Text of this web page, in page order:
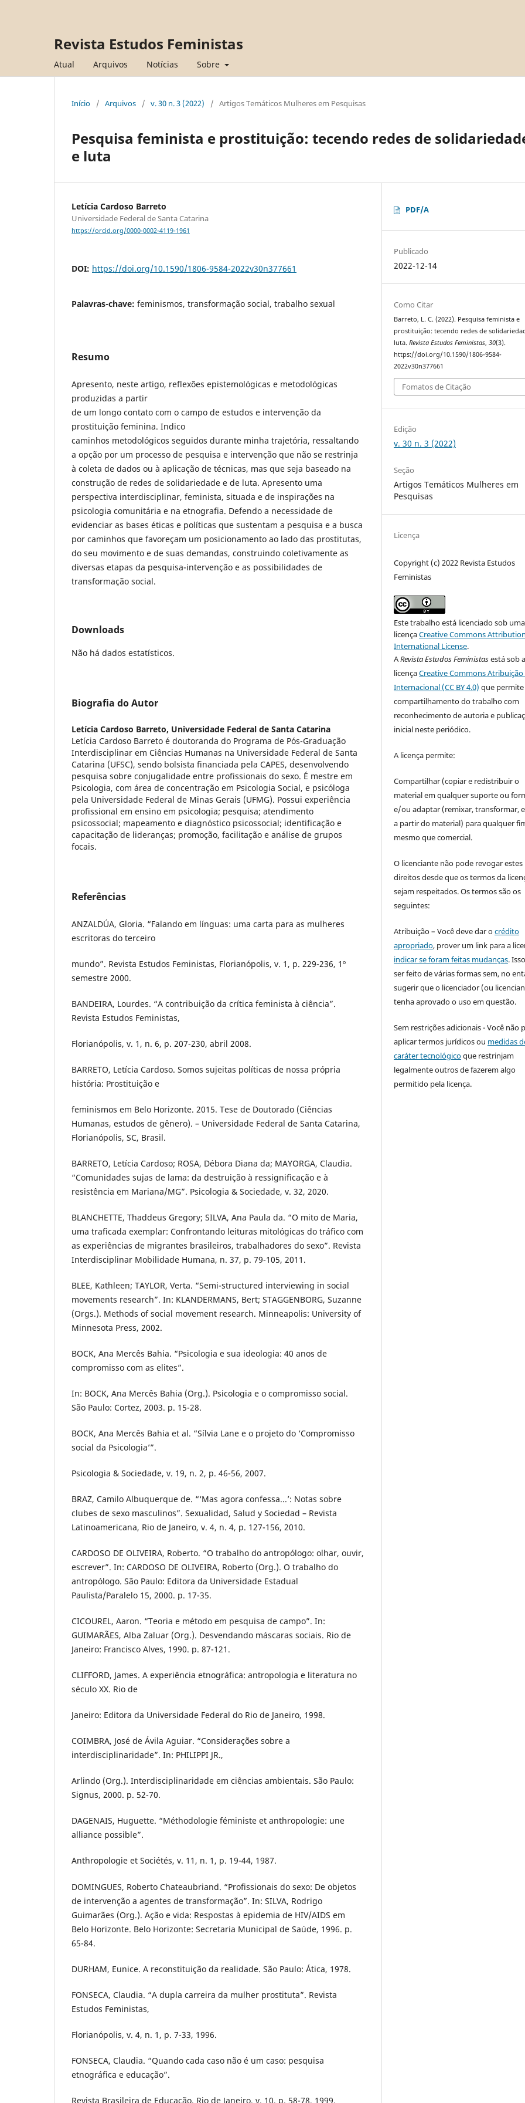
Revista Estudos Feministas
Atual Arquivos Notícias Sobre
Início / Arquivos / v. 30 n. 3 (2022) / Artigos Temáticos Mulheres em Pesquisas
Pesquisa feminista e prostituição: tecendo redes de
e luta
Letícia Cardoso Barreto
Universidade Federal de Santa Catarina
https://orcid.org/0000-0002-4119-1961
DOI: https://doi.org/10.1590/1806-9584-2022v30n377661
Palavras-chave: feminismos, transformação social, trabalho sexual
Resumo
Apresento, neste artigo, reflexões epistemológicas e metodológicas
produzidas a partir
de um longo contato com o campo de estudos e intervenção da
prostituição feminina. Indico
caminhos metodológicos seguidos durante minha trajetória, ressaltando
a opção por um processo de pesquisa e intervenção que não se restrinja
à coleta de dados ou à aplicação de técnicas, mas que seja baseado na
construção de redes de solidariedade e de luta. Apresento uma
perspectiva interdisciplinar, feminista, situada e de inspirações na
psicologia comunitária e na etnografia. Defendo a necessidade de
evidenciar as bases éticas e políticas que sustentam a pesquisa e a busca
por caminhos que favoreçam um posicionamento ao lado das prostitutas,
do seu movimento e de suas demandas, construindo coletivamente as
diversas etapas da pesquisa-intervenção e as possibilidades de
transformação social.
Downloads
Não há dados estatísticos.
Biografia do Autor
Letícia Cardoso Barreto, Universidade Federal de Santa Catarina
Letícia Cardoso Barreto é doutoranda do Programa de Pós-Graduação
Interdisciplinar em Ciências Humanas na Universidade Federal de Santa
Catarina (UFSC), sendo bolsista financiada pela CAPES, desenvolvendo
pesquisa sobre conjugalidade entre profissionais do sexo. É mestre em
Psicologia, com área de concentração em Psicologia Social, e psicóloga
pela Universidade Federal de Minas Gerais (UFMG). Possui experiência
profissional em ensino em psicologia; pesquisa; atendimento
psicossocial; mapeamento e diagnóstico psicossocial; identificação e
capacitação de lideranças; promoção, facilitação e análise de grupos
focais.
Referências
ANZALDÚA, Gloria. “Falando em línguas: uma carta para as mulheres
escritoras do terceiro
mundo”. Revista Estudos Feministas, Florianópolis, v. 1, p. 229-236, 1º
semestre 2000.
BANDEIRA, Lourdes. “A contribuição da crítica feminista à ciência”.
Revista Estudos Feministas,
Florianópolis, v. 1, n. 6, p. 207-230, abril 2008.
BARRETO, Letícia Cardoso. Somos sujeitas políticas de nossa própria
história: Prostituição e
feminismos em Belo Horizonte. 2015. Tese de Doutorado (Ciências
Humanas, estudos de gênero). – Universidade Federal de Santa Catarina,
Florianópolis, SC, Brasil.
BARRETO, Letícia Cardoso; ROSA, Débora Diana da; MAYORGA, Claudia.
“Comunidades sujas de lama: da destruição à ressignificação e à
resistência em Mariana/MG”. Psicologia & Sociedade, v. 32, 2020.
BLANCHETTE, Thaddeus Gregory; SILVA, Ana Paula da. “O mito de Maria,
uma traficada exemplar: Confrontando leituras mitológicas do tráfico com
as experiências de migrantes brasileiros, trabalhadores do sexo”. Revista
Interdisciplinar Mobilidade Humana, n. 37, p. 79-105, 2011.
BLEE, Kathleen; TAYLOR, Verta. “Semi-structured interviewing in social
movements research”. In: KLANDERMANS, Bert; STAGGENBORG, Suzanne
(Orgs.). Methods of social movement research. Minneapolis: University of
Minnesota Press, 2002.
BOCK, Ana Mercês Bahia. “Psicologia e sua ideologia: 40 anos de
compromisso com as elites”.
In: BOCK, Ana Mercês Bahia (Org.). Psicologia e o compromisso social.
São Paulo: Cortez, 2003. p. 15-28.
BOCK, Ana Mercês Bahia et al. “Sílvia Lane e o projeto do ‘Compromisso
social da Psicologia’”.
Psicologia & Sociedade, v. 19, n. 2, p. 46-56, 2007.
BRAZ, Camilo Albuquerque de. “‘Mas agora confessa...’: Notas sobre
clubes de sexo masculinos”. Sexualidad, Salud y Sociedad – Revista
Latinoamericana, Rio de Janeiro, v. 4, n. 4, p. 127-156, 2010.
CARDOSO DE OLIVEIRA, Roberto. “O trabalho do antropólogo: olhar, ouvir,
escrever”. In: CARDOSO DE OLIVEIRA, Roberto (Org.). O trabalho do
antropólogo. São Paulo: Editora da Universidade Estadual
Paulista/Paralelo 15, 2000. p. 17-35.
CICOUREL, Aaron. “Teoria e método em pesquisa de campo”. In:
GUIMARÃES, Alba Zaluar (Org.). Desvendando máscaras sociais. Rio de
Janeiro: Francisco Alves, 1990. p. 87-121.
CLIFFORD, James. A experiência etnográfica: antropologia e literatura no
século XX. Rio de
Janeiro: Editora da Universidade Federal do Rio de Janeiro, 1998.
COIMBRA, José de Ávila Aguiar. “Considerações sobre a
interdisciplinaridade”. In: PHILIPPI JR.,
Arlindo (Org.). Interdisciplinaridade em ciências ambientais. São Paulo:
Signus, 2000. p. 52-70.
DAGENAIS, Huguette. “Méthodologie féministe et anthropologie: une
alliance possible”.
Anthropologie et Sociétés, v. 11, n. 1, p. 19-44, 1987.
DOMINGUES, Roberto Chateaubriand. “Profissionais do sexo: De objetos
de intervenção a agentes de transformação”. In: SILVA, Rodrigo
Guimarães (Org.). Ação e vida: Respostas à epidemia de HIV/AIDS em
Belo Horizonte. Belo Horizonte: Secretaria Municipal de Saúde, 1996. p.
65-84.
DURHAM, Eunice. A reconstituição da realidade. São Paulo: Ática, 1978.
FONSECA, Claudia. “A dupla carreira da mulher prostituta”. Revista
Estudos Feministas,
Florianópolis, v. 4, n. 1, p. 7-33, 1996.
FONSECA, Claudia. “Quando cada caso não é um caso: pesquisa
etnográfica e educação”.
Revista Brasileira de Educação, Rio de Janeiro, v. 10, p. 58-78, 1999.
PDF/A
Publicado
2022-12-14
Como Citar
Barreto, L. C. (2022). Pesquisa feminista e
prostituição: tecendo redes de
luta.Revista Estudos Feministas,30(3).
https://doi.org/10.1590/1806-9584-
2022v30n377661
Fomatos de Citação
Edição
v. 30 n. 3 (2022)
Seção
Artigos Temáticos Mulheres em
Pesquisas
Licença
Copyright (c) 2022 Revista Estudos
Feministas
Este trabalho está licenciado sob uma
licençaCreative Commons
International License.
ARevista Estudos Feministasestá sob a
licençaCreative Commons Atribuição
Internacional (CC BY 4.0) que
compartilhamento do trabalho com
reconhecimento de autoria e
inicial neste periódico.
A licença permite:
Compartilhar (copiar e redistribuir o
material em qualquer suporte ou
e/ou adaptar (remixar, transformar,
a partir do material) para qualquer
mesmo que comercial.
O licenciante não pode revogar estes
direitos desde que os termos da
sejam respeitados. Os termos são os
seguintes:
Atribuição – Você deve dar ocrédito
apropriado, prover um link para a
indicar se foram feitas mudanças.
ser feito de várias formas sem, no
sugerir que o licenciador (ou
tenha aprovado o uso em questão.
Sem restrições adicionais - Você não
aplicar termos jurídicos ou medidas
caráter tecnológicoque restrinjam
legalmente outros de fazerem algo
permitido pela licença.